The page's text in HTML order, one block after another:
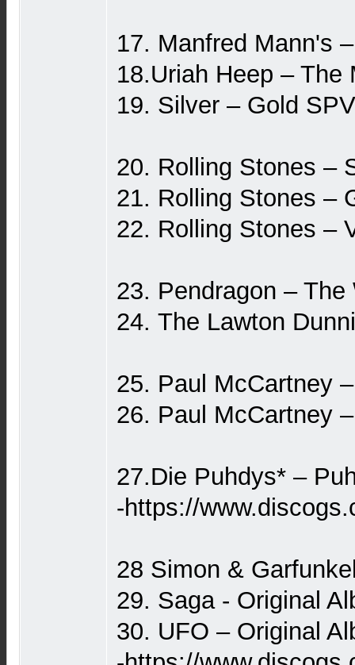
17. Manfred Mann's
18.Uriah Heep – The
19. Silver – Gold
20. Rolling Stones –
21. Rolling Stones –
22. Rolling Stones –
23. Pendragon –
24. The Lawton
25. Paul McCartney
26. Paul McCartney
27.Die Puhdys* –
-https://
28 Simon &
29. Saga - Original
30. UFO – Original